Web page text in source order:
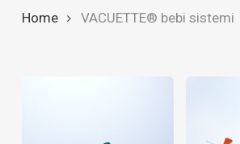
Home VACUETTE® bebi sistemi